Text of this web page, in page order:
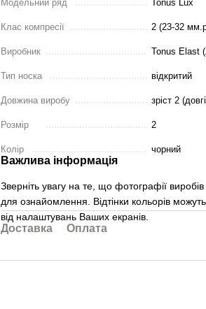
Модельний ряд Tonus Lux
Клас компресії 2 (23-32
Виробник Tonus Elast
Тип носка відкритий
Довжина виробу зріст 2
Розмір 2
Колір чорний
Важлива інформація
Зверніть увагу на те, що фотографії виробів
для ознайомлення. Відтінки кольорів
від налаштувань Ваших екранів.
Доставка Оплата